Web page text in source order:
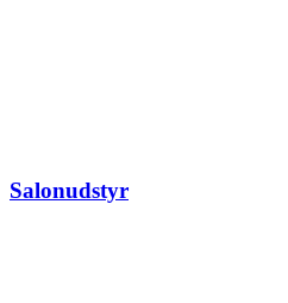
Salonudstyr